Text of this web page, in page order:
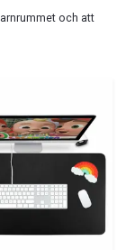
och att